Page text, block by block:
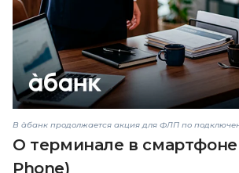
В àбанк продолжается акция для ФЛП по
О терминале в
Phone)